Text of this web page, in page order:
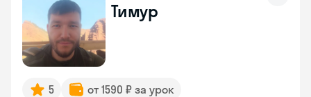
Тимур
5
от 1590 ₽ за урок